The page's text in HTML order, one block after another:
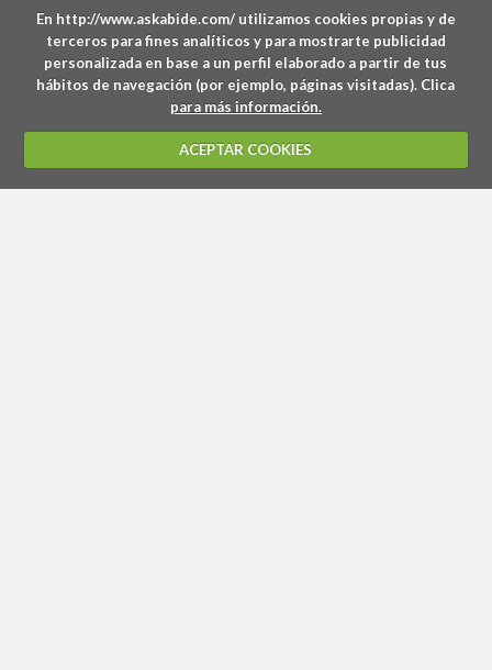
En http://www.askabide.com/ utilizamos cookies propias y de
terceros para fines analíticos y para mostrarte publicidad
personalizada en base a un perfil elaborado a partir de tus
hábitos de navegación (por ejemplo, páginas visitadas). Clica
para más información.
ACEPTAR COOKIES